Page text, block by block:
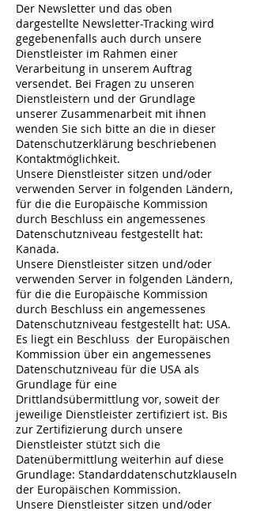
Der Newsletter und das oben
dargestellte Newsletter-Tracking wird
gegebenenfalls auch durch unsere
Dienstleister im Rahmen einer
Verarbeitung in unserem Auftrag
versendet. Bei Fragen zu unseren
Dienstleistern und der Grundlage
unserer Zusammenarbeit mit ihnen
wenden Sie sich bitte an die in dieser
Datenschutzerklärung beschriebenen
Kontaktmöglichkeit.
Unsere Dienstleister sitzen und/oder
verwenden Server in folgenden Ländern,
für die die Europäische Kommission
durch Beschluss ein angemessenes
Datenschutzniveau festgestellt hat:
Kanada.
Unsere Dienstleister sitzen und/oder
verwenden Server in folgenden Ländern,
für die die Europäische Kommission
durch Beschluss ein angemessenes
Datenschutzniveau festgestellt hat: USA.
Es liegt ein Beschluss der Europäischen
Kommission über ein angemessenes
Datenschutzniveau für die USA als
Grundlage für eine
Drittlandsübermittlung vor, soweit der
jeweilige Dienstleister zertifiziert ist. Bis
zur Zertifizierung durch unsere
Dienstleister stützt sich die
Datenübermittlung weiterhin auf diese
Grundlage: Standarddatenschutzklauseln
der Europäischen Kommission.
Unsere Dienstleister sitzen und/oder